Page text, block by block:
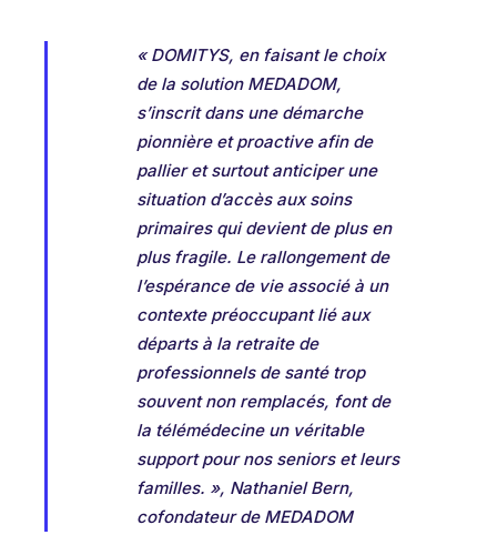
« DOMITYS, en faisant le choix
de la solution MEDADOM,
s’inscrit dans une démarche
pionnière et proactive afin de
pallier et surtout anticiper une
situation d’accès aux soins
primaires qui devient de plus en
plus fragile. Le rallongement de
l’espérance de vie associé à un
contexte préoccupant lié aux
départs à la retraite de
professionnels de santé trop
souvent non remplacés, font de
la télémédecine un véritable
support pour nos seniors et leurs
familles. », Nathaniel Bern,
cofondateur de MEDADOM